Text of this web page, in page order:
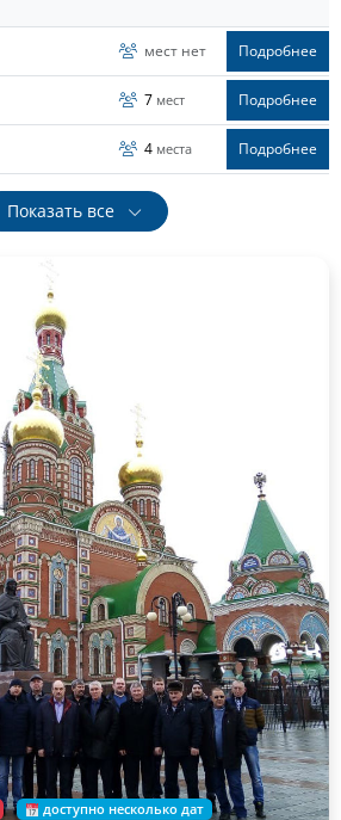
мест нет Подробнее
7 мест Подробнее
4 места Подробнее
Показать все
доступно несколько дат